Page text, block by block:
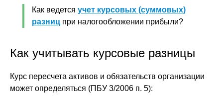
Как ведется учет курсовых (суммовых)
разниц при налогообложении прибыли?
Как учитывать курсовые разницы
Курс пересчета активов и обязательств организации
может определяться (ПБУ 3/2006 п. 5):